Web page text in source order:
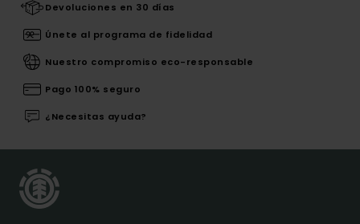
Devoluciones en 30 días
Únete al programa de fidelidad
Nuestro compromiso eco-responsable
Pago 100% seguro
¿Necesitas ayuda?